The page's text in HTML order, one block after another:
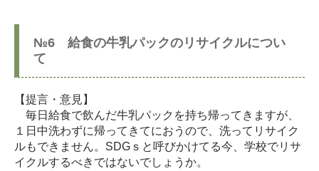
№6 給食の牛乳パックのリサイクルについ
て
【提言・意見】
毎日給食で飲んだ牛乳パックを持ち帰ってきますが、
１日中洗わずに帰ってきてにおうので、洗ってリサイク
ルもできません。SDGｓと呼びかけてる今、学校でリサ
イクルするべきではないでしょうか。